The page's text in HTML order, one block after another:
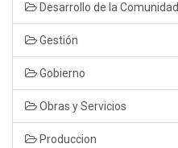
Desarrollo de la Comunidad
Gestión
Gobierno
Obras y Servicios
Produccion